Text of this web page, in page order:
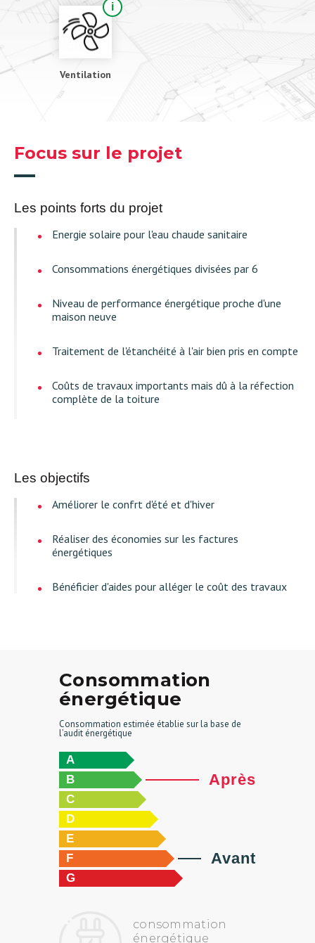
Ventilation
Focus sur le projet
Les points forts du projet
Energie solaire pour l'eau chaude sanitaire
Consommations énergétiques divisées par 6
Niveau de performance énergétique proche d'une
maison neuve
Traitement de l'étanchéité à l'air bien pris en compte
Coûts de travaux importants mais dû à la réfection
complète de la toiture
Les objectifs
Améliorer le confrt d'été et d'hiver
Réaliser des économies sur les factures
énergétiques
Bénéficier d'aides pour alléger le coût des travaux
consommation
énergétique
Consommation
énergétique
Consommation estimée établie sur la base de
l’audit énergétique
A
B
C
D
E
F
G